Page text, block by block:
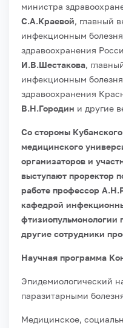
министра
С.А.Краевой, главный
инфекционным
здравоохранения
И.В.Шестакова,
инфекционным
здравоохранения
В.Н.Городин и другие
Со стороны
медицинского
организаторов и
выступают проректор
работе профессор
кафедрой
фтизиопульмонологии
другие сотрудники
Научная программа
Эпидемиологический
паразитарными
Медицинское,